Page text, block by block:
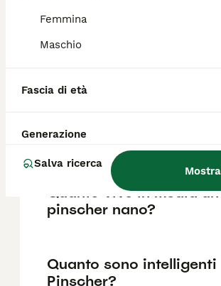
Femmina
Maschio
Fascia di età
Generazione
Salva ricerca
Quali sono i difetti dei
molto?
Quanto vive in media un
pinscher nano?
Quanto sono intelligenti
Pinscher?